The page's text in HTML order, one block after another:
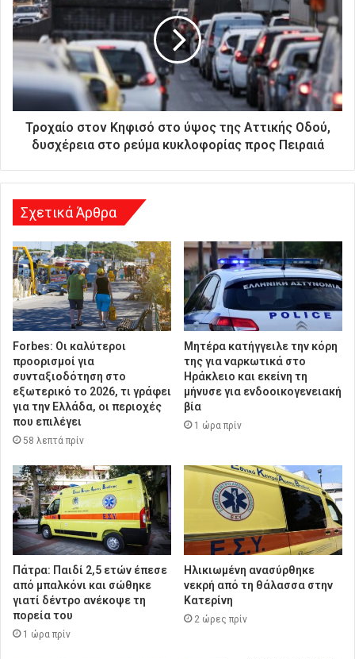
ή
σ
α
ι
ν
Τροχαίο στον Κηφισό στο ύψος της Αττικής Οδού,
δυσχέρεια στο ρεύμα κυκλοφορίας προς Πειραιά
Σχετικά Άρθρα
Forbes: Οι καλύτεροι
προορισμοί για
συνταξιοδότηση στο
εξωτερικό το 2026, τι γράφει
για την Ελλάδα, οι περιοχές
που επιλέγει
58 λεπτά πρίν
Μητέρα κατήγγειλε την κόρη
της για ναρκωτικά στο
Ηράκλειο και εκείνη τη
μήνυσε για ενδοοικογενειακή
βία
1 ώρα πρίν
Πάτρα: Παιδί 2,5 ετών έπεσε
από μπαλκόνι και σώθηκε
γιατί δέντρο ανέκοψε τη
πορεία του
1 ώρα πρίν
Ηλικιωμένη ανασύρθηκε
νεκρή από τη θάλασσα στην
Κατερίνη
2 ώρες πρίν